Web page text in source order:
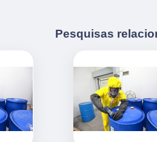
Pesquisas